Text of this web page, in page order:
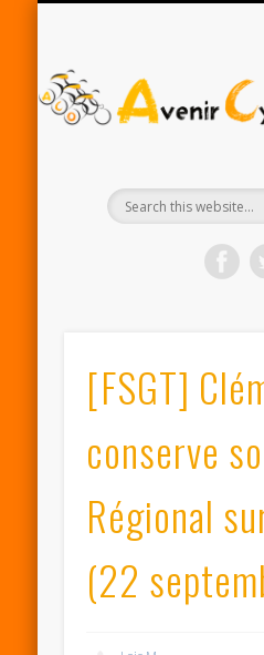
[FSGT]
conserve
Régional
(22